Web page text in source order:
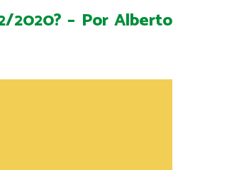
2020? – Por Alberto